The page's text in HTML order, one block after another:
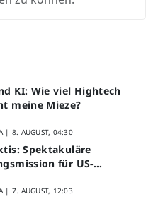
KI: Wie viel Hightech
meine Mieze?
| 8. AUGUST, 04:30
Spektakuläre
für US-
| 7. AUGUST, 12:03